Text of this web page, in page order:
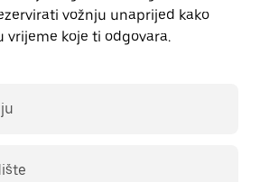
vožnju unaprijed kako
vrijeme koje ti odgovara.